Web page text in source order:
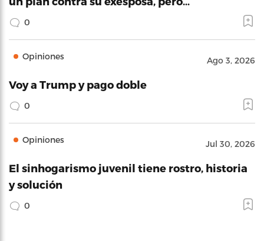
0
Opiniones Ago 3, 2026
Voy a Trump y pago doble
0
Opiniones Jul 30, 2026
El sinhogarismo juvenil tiene rostro, historia
y solución
0